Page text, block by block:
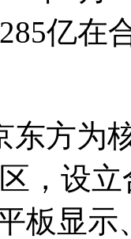
亿在
东方为
，设
板显